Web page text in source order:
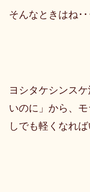
そんなときはね･･
ヨシタケシンス
いのに」から、
しでも軽くなれ